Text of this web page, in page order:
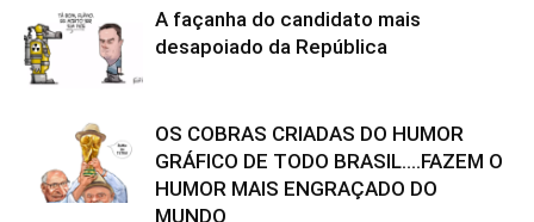
A façanha do candidato mais
desapoiado da República
OS COBRAS CRIADAS DO HUMOR
GRÁFICO DE TODO BRASIL….FAZEM O
HUMOR MAIS ENGRAÇADO DO
MUNDO